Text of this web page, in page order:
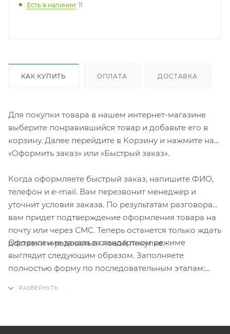
Есть в наличии: 11
КАК КУПИТЬ ОПЛАТА ДОСТАВКА
Для покупки товара в нашем интернет-магазине
выберите понравившийся товар и добавьте его в
корзину. Далее перейдите в Корзину и нажмите на
«Оформить заказ» или «Быстрый заказ».
Когда оформляете быстрый заказ, напишите ФИО,
телефон и e-mail. Вам перезвонит менеджер и
уточнит условия заказа. По результатам разговора
вам придет подтверждение оформления товара на
почту или через СМС. Теперь останется только ждать
доставки и радоваться новой покупке.
Оформление заказа в стандартном режиме
выглядит следующим образом. Заполняете
полностью форму по последовательным этапам: